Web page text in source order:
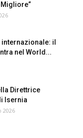
il
nel World...
Direttrice
Isernia
2026